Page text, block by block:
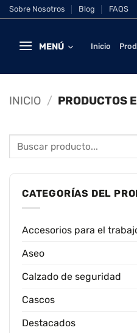
Saltar
al
Sobre Nosotros Blog FAQS
MENÚ Inicio
INICIO / PRODUCTOS
Buscar
CATEGORÍAS DEL
Accesorios para el
Aseo
Calzado de seguridad
Cascos
Destacados